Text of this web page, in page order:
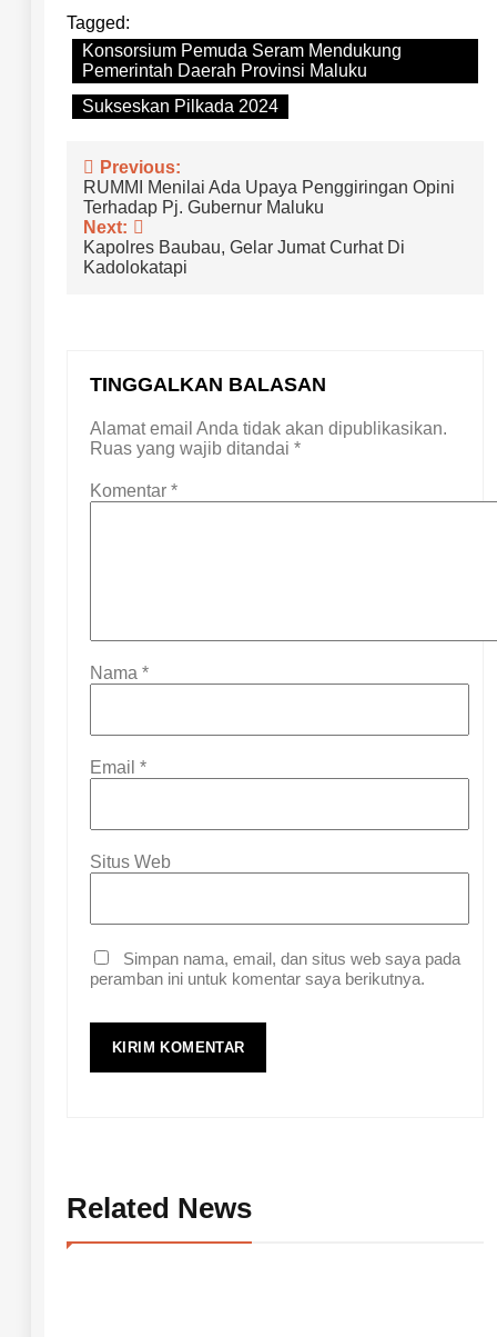
Tagged:
Konsorsium Pemuda Seram Mendukung
Pemerintah Daerah Provinsi Maluku
Sukseskan Pilkada 2024
Navigasi
pos
Previous:
RUMMI Menilai Ada Upaya Penggiringan Opini
Terhadap Pj. Gubernur Maluku
Next:
Kapolres Baubau, Gelar Jumat Curhat Di
Kadolokatapi
TINGGALKAN BALASAN
Alamat email Anda tidak akan dipublikasikan.
Ruas yang wajib ditandai *
Komentar *
Nama *
Email *
Situs Web
Simpan nama, email, dan situs web saya pada
peramban ini untuk komentar saya berikutnya.
Related News